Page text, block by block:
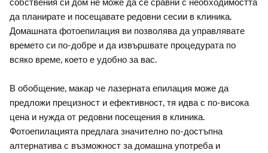
да планирате и посещавате редовни сесии в клиника.
Домашната фотоепилация ви позволява да управлявате
времето си по-добре и да извършвате процедурата по
всяко време, което е удобно за вас.
В обобщение, макар че лазерната епилация може да
предложи прецизност и ефективност, тя идва с по-висока
цена и нужда от редовни посещения в клиника.
Фотоепилацията предлага значително по-достъпна
алтернатива с възможност за домашна употреба и